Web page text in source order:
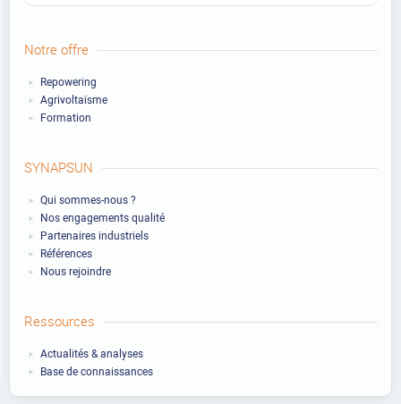
Notre offre
Repowering
Agrivoltaïsme
Formation
SYNAPSUN
Qui sommes-nous ?
Nos engagements qualité
Partenaires industriels
Références
Nous rejoindre
Ressources
Actualités & analyses
Base de connaissances